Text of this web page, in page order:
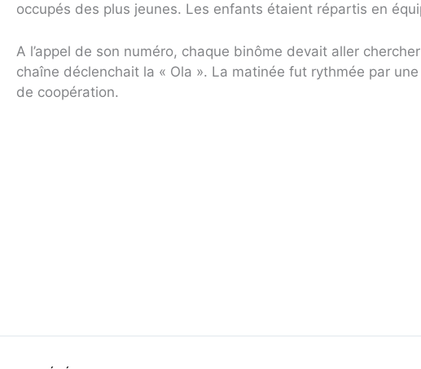
occupés des plus jeunes. Les enfants étaient répartis en
A l’appel de son numéro, chaque binôme devait aller
chaîne déclenchait la « Ola ». La matinée fut rythmée par
de coopération.